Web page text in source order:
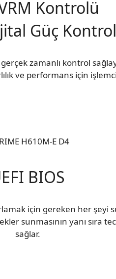
Kontrolü
Güç
zamanlı kontrol
ve performans için
BIOS
için gereken her
sunmasının yanı sıra
sağlar.